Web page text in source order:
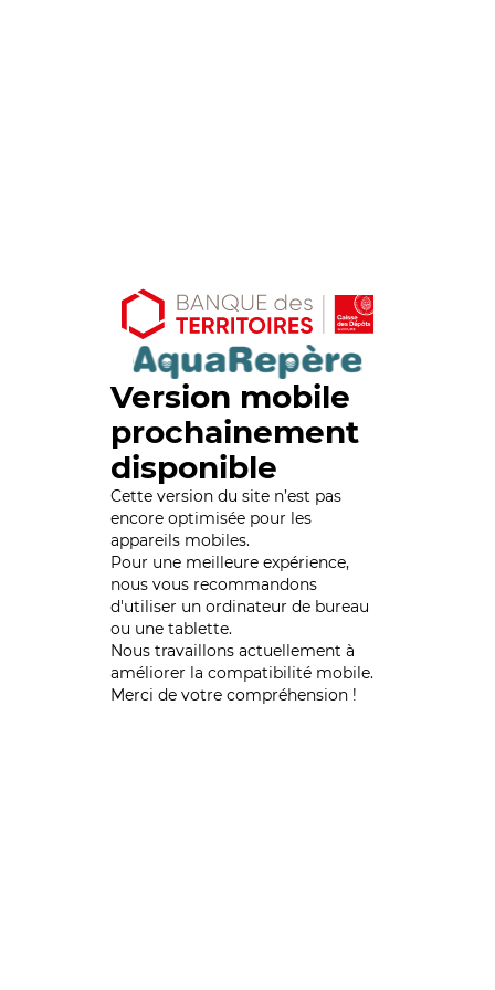
Version mobile
prochainement
disponible
Cette version du site n’est pas
encore optimisée pour les
appareils mobiles.
Pour une meilleure expérience,
nous vous recommandons
d'utiliser un ordinateur de bureau
ou une tablette.
Nous travaillons actuellement à
améliorer la compatibilité mobile.
Merci de votre compréhension !